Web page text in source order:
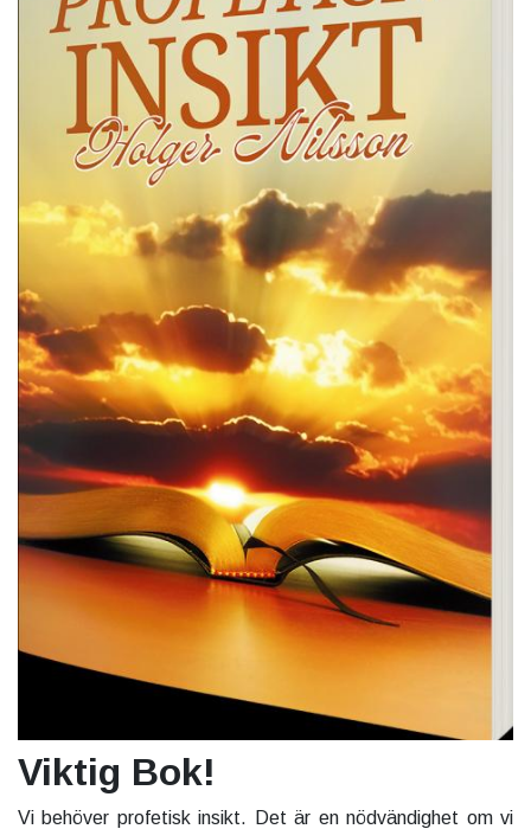
Viktig Bok!
Vi behöver profetisk insikt. Det är en nödvändighet om vi